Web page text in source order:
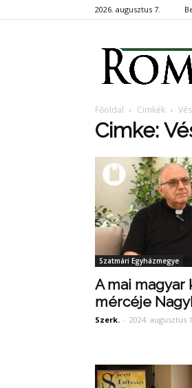
2026. augusztus 7.
Főoldal Cimkék
Cimke:
Szatmári Egyházmegye
A mai
mércéje
Szerk. - 2024. augusztus